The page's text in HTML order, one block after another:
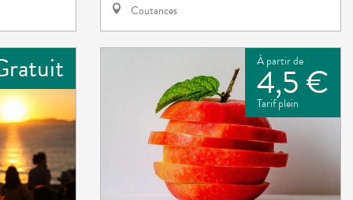
Coutances
À partir de
4,5 €
Tarif plein